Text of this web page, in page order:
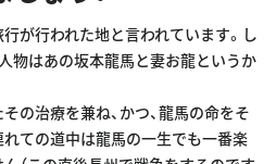
が行われた地と言われています。し
物はあの坂本龍馬と妻お龍というか
の治療を兼ね、かつ、龍馬の命をそ
ての道中は龍馬の一生でも一番楽